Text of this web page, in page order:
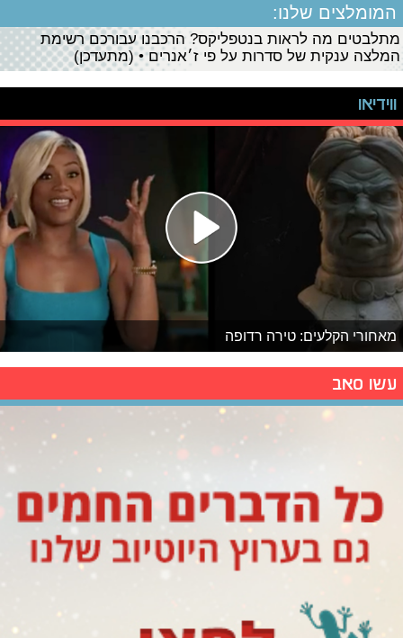
המומלצים שלנו:
מתלבטים מה לראות בנטפליקס? הרכבנו עבורכם רשימת
המלצה ענקית של סדרות על פי ז׳אנרים • (מתעדכן)
ווידיאו
מאחורי הקלעים: טירה רדופה
עשו סאב